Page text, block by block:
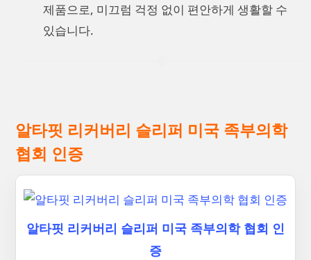
제품으로, 미끄럼 걱정 없이 편안하게 생활할 수
있습니다.
알타핏 리커버리 슬리퍼 미국 족부의학
협회 인증
알타핏 리커버리 슬리퍼 미국 족부의학 협회 인
증